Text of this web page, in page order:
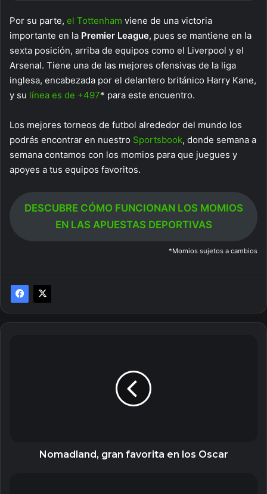
Por su parte, el Tottenham viene de una victoria
importante en la Premier League, pues se mantiene en la
sexta posición, arriba de equipos como el Liverpool y el
Arsenal. Tiene una de las mejores ofensivas de la liga
inglesa, encabezada por el delantero británico Harry Kane,
y su línea es de +497* para este encuentro.
Los mejores torneos de futbol alrededor del mundo los
podrás encontrar en nuestro Sportsbook, donde semana a
semana contamos con los momios para que juegues y
apoyes a tus equipos favoritos.
DESCUBRE CÓMO FUNCIONAN LOS MOMIOS
EN LAS APUESTAS DEPORTIVAS
*Momios sujetos a cambios
Nomadland, gran favorita en los Oscar